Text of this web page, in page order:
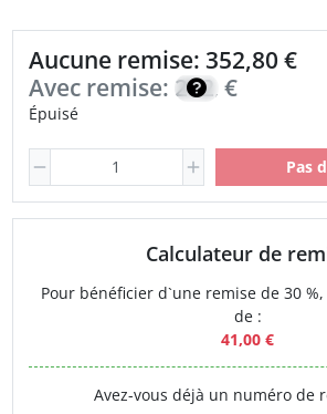
Aucune remise: 352,80 €
Avec remise: 252,00
€
Épuisé
Pas
Calculateur de
Pour bénéficier d`une remise de 30
de :
41,00 €
Avez-vous déjà un numéro de